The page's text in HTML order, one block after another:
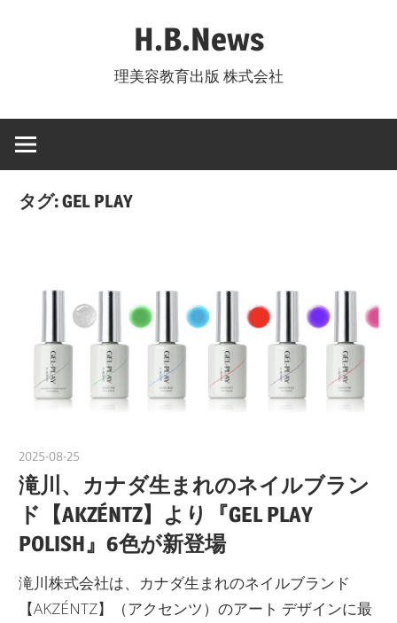
ツ
ス
H.B.News
理美容教育出版 株式会社
タグ:GEL PLAY
2025-08-25
滝川、カナダ生まれのネイルブラン
ド【AKZÉNTZ】より『GEL PLAY
POLISH』6色が新登場
滝川株式会社は、カナダ生まれのネイルブランド
【AKZÉNTZ】（アクセンツ）のアート デザインに最